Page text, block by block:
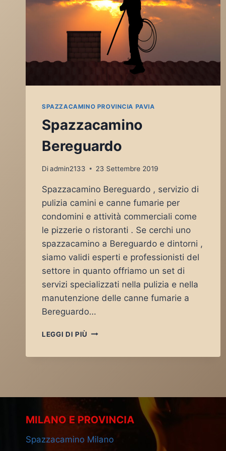
SPAZZACAMINO PROVINCIA PAVIA
Spazzacamino
Bereguardo
Diadmin2133 23 Settembre 2019
Spazzacamino Bereguardo , servizio di
pulizia camini e canne fumarie per
condomini e attività commerciali come
le pizzerie o ristoranti . Se cerchi uno
spazzacamino a Bereguardo e dintorni ,
siamo validi esperti e professionisti del
settore in quanto offriamo un set di
servizi specializzati nella pulizia e nella
manutenzione delle canne fumarie a
Bereguardo…
LEGGI DI PIÙ SPAZZACAMINO
MILANO E PROVINCIA
Spazzacamino Milano